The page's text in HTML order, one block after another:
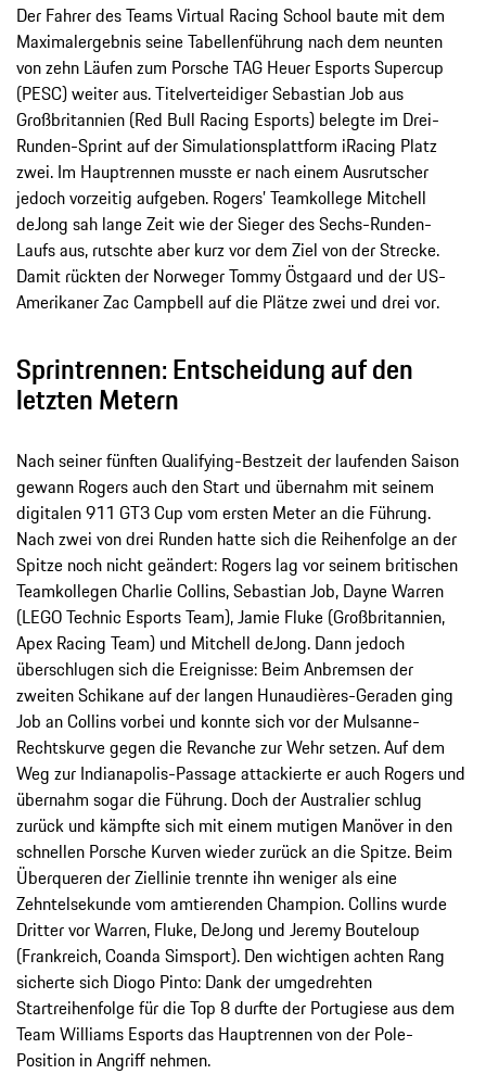
Der Fahrer des Teams Virtual Racing School baute mit dem
Maximalergebnis seine Tabellenführung nach dem neunten
von zehn Läufen zum Porsche TAG Heuer Esports Supercup
(PESC) weiter aus. Titelverteidiger Sebastian Job aus
Großbritannien (Red Bull Racing Esports) belegte im Drei-
Runden-Sprint auf der Simulationsplattform iRacing Platz
zwei. Im Hauptrennen musste er nach einem Ausrutscher
jedoch vorzeitig aufgeben. Rogers’ Teamkollege Mitchell
deJong sah lange Zeit wie der Sieger des Sechs-Runden-
Laufs aus, rutschte aber kurz vor dem Ziel von der Strecke.
Damit rückten der Norweger Tommy Östgaard und der US-
Amerikaner Zac Campbell auf die Plätze zwei und drei vor.
Sprintrennen: Entscheidung auf den
letzten Metern
Nach seiner fünften Qualifying-Bestzeit der laufenden Saison
gewann Rogers auch den Start und übernahm mit seinem
digitalen 911 GT3 Cup vom ersten Meter an die Führung.
Nach zwei von drei Runden hatte sich die Reihenfolge an der
Spitze noch nicht geändert: Rogers lag vor seinem britischen
Teamkollegen Charlie Collins, Sebastian Job, Dayne Warren
(LEGO Technic Esports Team), Jamie Fluke (Großbritannien,
Apex Racing Team) und Mitchell deJong. Dann jedoch
überschlugen sich die Ereignisse: Beim Anbremsen der
zweiten Schikane auf der langen Hunaudières-Geraden ging
Job an Collins vorbei und konnte sich vor der Mulsanne-
Rechtskurve gegen die Revanche zur Wehr setzen. Auf dem
Weg zur Indianapolis-Passage attackierte er auch Rogers und
übernahm sogar die Führung. Doch der Australier schlug
zurück und kämpfte sich mit einem mutigen Manöver in den
schnellen Porsche Kurven wieder zurück an die Spitze. Beim
Überqueren der Ziellinie trennte ihn weniger als eine
Zehntelsekunde vom amtierenden Champion. Collins wurde
Dritter vor Warren, Fluke, DeJong und Jeremy Bouteloup
(Frankreich, Coanda Simsport). Den wichtigen achten Rang
sicherte sich Diogo Pinto: Dank der umgedrehten
Startreihenfolge für die Top 8 durfte der Portugiese aus dem
Team Williams Esports das Hauptrennen von der Pole-
Position in Angriff nehmen.